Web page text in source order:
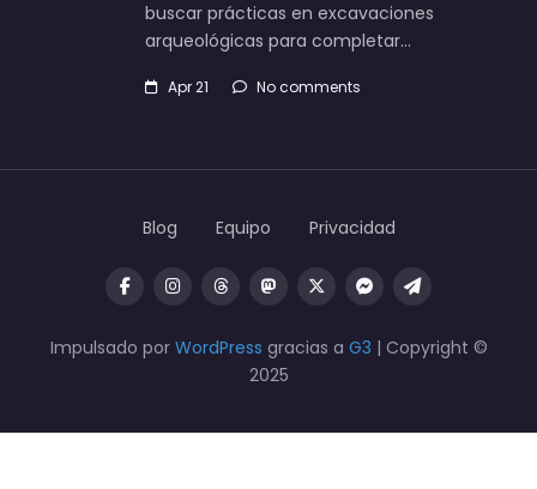
buscar prácticas en excavaciones
arqueológicas para completar…
Apr 21 No comments
Blog Equipo Privacidad
Impulsado por WordPress gracias a G3 | Copyright ©
2025